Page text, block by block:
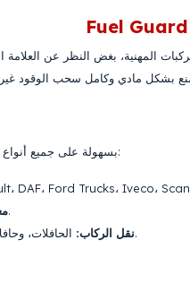
بغض النظر عن حجم فتحة تعبئة الوقود، يمكن تطبيق Fuel Guard بسهولة على جميع أنواع خزانات وقود المركبات:
حماية مستمرة للوقود للحفارات واللودرات والجرافات والضواغط.
نقل الركاب:الحافلات، وحافلات نقل الموظفين، وأساطيل الميني باص المستخدمة في النقل بين المدن وداخلها.